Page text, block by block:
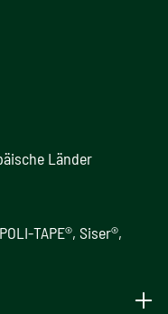
Länder
TAPE®, Siser®,